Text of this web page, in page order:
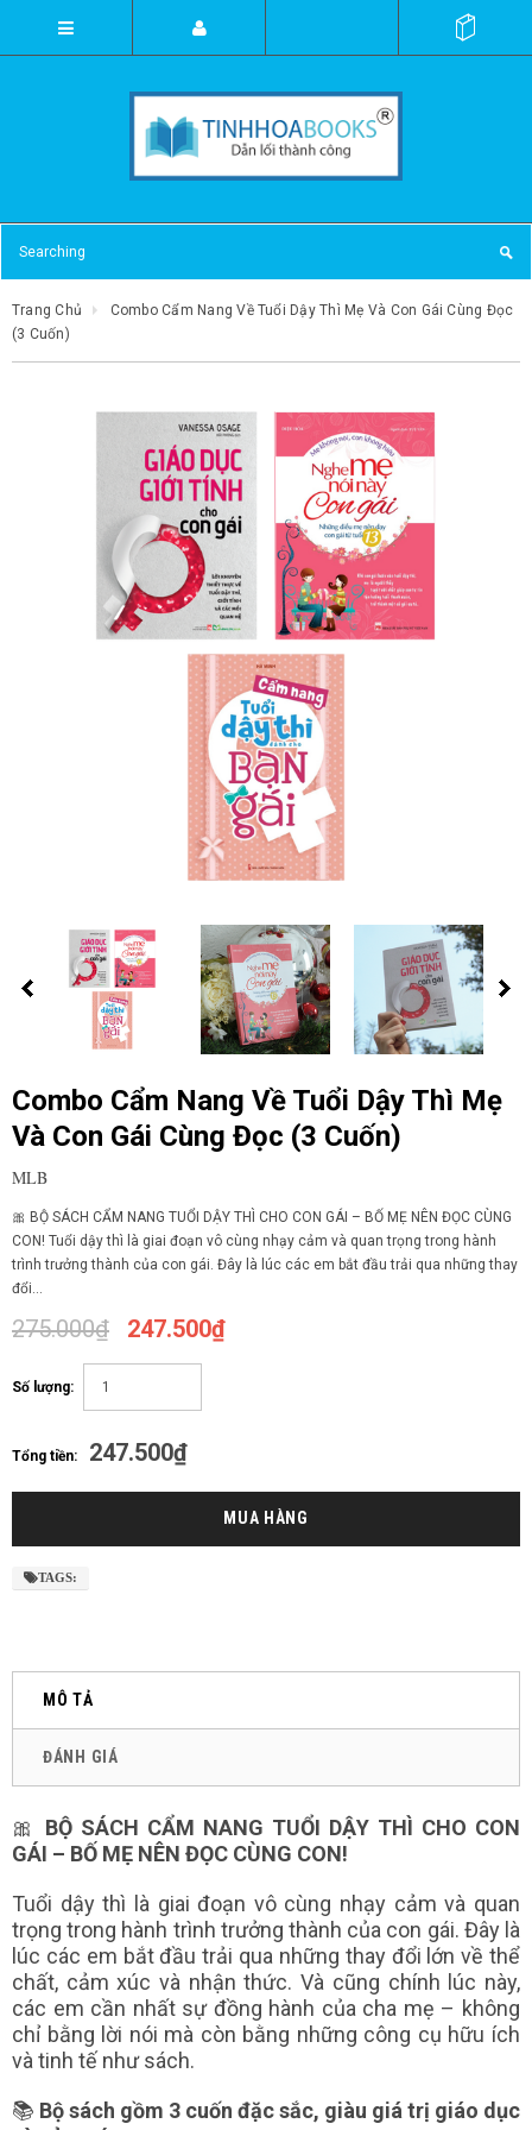
Trang Chủ
Combo Cẩm Nang Về Tuổi Dậy Thì Mẹ Và Con Gái Cùng Đọc
(3 Cuốn)
Combo Cẩm Nang Về Tuổi Dậy Thì Mẹ
Và Con Gái Cùng Đọc (3 Cuốn)
MLB
🎀 BỘ SÁCH CẨM NANG TUỔI DẬY THÌ CHO CON GÁI – BỐ MẸ NÊN ĐỌC CÙNG
CON! Tuổi dậy thì là giai đoạn vô cùng nhạy cảm và quan trọng trong hành
trình trưởng thành của con gái. Đây là lúc các em bắt đầu trải qua những thay
đổi...
275.000₫ 247.500₫
Số lượng:
Tổng tiền: 247.500₫
TAGS:
MÔ TẢ
ĐÁNH GIÁ
🎀 BỘ SÁCH CẨM NANG TUỔI DẬY THÌ CHO CON
GÁI – BỐ MẸ NÊN ĐỌC CÙNG CON!
Tuổi dậy thì là giai đoạn vô cùng nhạy cảm và quan
trọng trong hành trình trưởng thành của con gái. Đây là
lúc các em bắt đầu trải qua những thay đổi lớn về thể
chất, cảm xúc và nhận thức. Và cũng chính lúc này,
các em cần nhất sự đồng hành của cha mẹ – không
chỉ bằng lời nói mà còn bằng những công cụ hữu ích
và tinh tế như sách.
📚 Bộ sách gồm 3 cuốn đặc sắc, giàu giá trị giáo dục